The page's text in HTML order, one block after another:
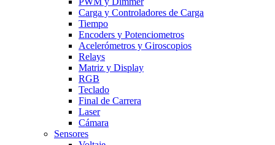
Carga y Controladores de Carga
Tiempo
Encoders y Potenciometros
Acelerómetros y Giroscopios
Relays
Matriz y Display
RGB
Teclado
Final de Carrera
Laser
Cámara
Sensores